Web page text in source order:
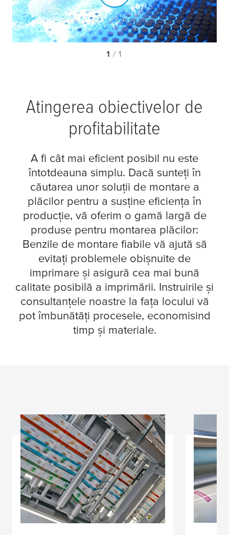
1 / 1
Atingerea obiectivelor de
profitabilitate
A fi cât mai eficient posibil nu este
întotdeauna simplu. Dacă sunteți în
căutarea unor soluții de montare a
plăcilor pentru a susține eficiența în
producție, vă oferim o gamă largă de
produse pentru montarea plăcilor:
Benzile de montare fiabile vă ajută să
evitați problemele obișnuite de
imprimare și asigură cea mai bună
calitate posibilă a imprimării. Instruirile și
consultanțele noastre la fața locului vă
pot îmbunătăți procesele, economisind
timp și materiale.